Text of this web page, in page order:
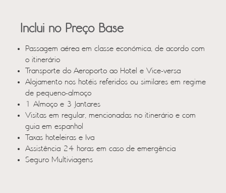
Inclui no Preço Base
Passagem aérea em classe económica, de acordo com
o itinerário
Transporte do Aeroporto ao Hotel e Vice-versa
Alojamento nos hotéis referidos ou similares em regime
de pequeno-almoço
1 Almoço e 3 Jantares
Visitas em regular, mencionadas no itinerário e com
guia em espanhol
Taxas hoteleiras e Iva
Assistência 24 horas em caso de emergência
Seguro Multiviagens